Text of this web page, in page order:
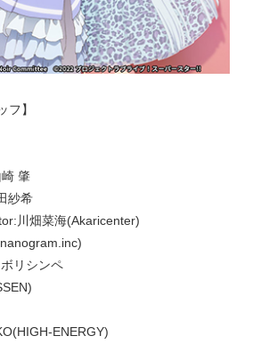
フ】
肇
紗希
川畑菜海(Akaricenter)
リシンペ
ENERGY)